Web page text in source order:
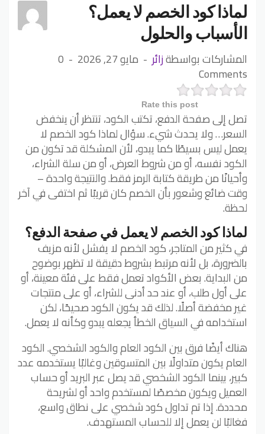
لماذا كود الخصم لا يعمل؟
الأسباب والحلول
المشاركات بواسطةزائر مايو 27, 2026 0
Comments
Rate this post
تصل إلى صفحة الدفع، تكتب الكود، تنتظر أن ينخفض
السعر… ولا يحدث شيء. سؤال لماذا كود الخصم لا
يعمل ليس بسيطًا كما يبدو، لأن المشكلة قد تكون من
الكود نفسه، أو من شروط العرض، أو من سلة الشراء،
وأحيانًا من طريقة كتابة الرمز فقط. والنتيجة واحدة –
وقت ضائع وشعور بأن الخصم كان قريبًا ثم اختفى في آخر
لحظة.
لماذا كود الخصم لا يعمل في صفحة الدفع؟
في كثير من المتاجر، كود الخصم لا يفشل لأنه مزيف
بالضرورة، بل لأنه مرتبط بشروط دقيقة لا تظهر بوضوح
من البداية. بعض الأكواد تعمل فقط على فئة معينة، أو
على أول طلب، أو عند حد أدنى للشراء، أو على منتجات
غير مخفضة أصلًا. لذلك قد يكون الكود صحيحًا، لكن
استخدامه في السياق الخطأ يجعله يبدو وكأنه لا يعمل.
هناك أيضًا فرق بين الكود العام والكود الشخصي. الكود
العام يكون متداولًا بين المتسوقين وغالبًا يستخدمه عدد
كبير، بينما الكود الشخصي قد يصل عبر البريد أو حساب
العميل ويكون مخصصًا لمستخدم واحد أو لشريحة
محددة. إذا تم تداول كود شخصي على نطاق واسع،
فغالبًا لن يعمل إلا للحساب المستهدف.